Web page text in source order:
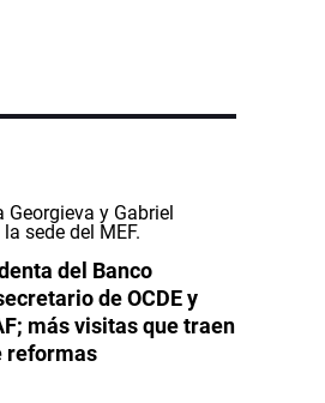
del Banco
de OCDE y
más visitas que traen
reformas